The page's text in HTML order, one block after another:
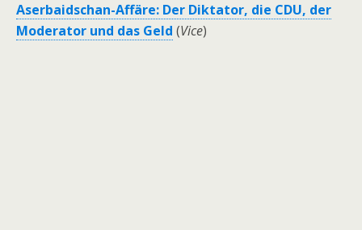
Aserbaidschan-Affäre: Der Diktator, die CDU, der
Moderator und das Geld (Vice)